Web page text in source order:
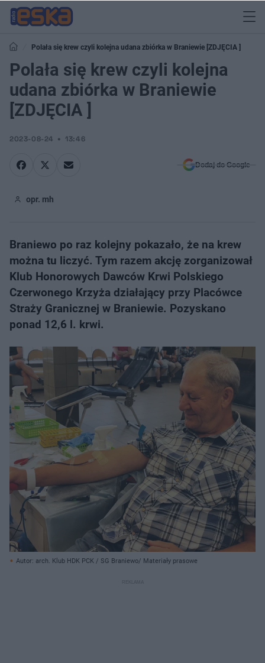
Polała się krew czyli kolejna udana zbiórka w Braniewie [ZDJĘCIA ]
Polała się krew czyli kolejna
udana zbiórka w Braniewie
[ZDJĘCIA ]
2023-08-24 13:46
Dodaj do Google
opr. mh
Braniewo po raz kolejny pokazało, że na krew
można tu liczyć. Tym razem akcję zorganizował
Klub Honorowych Dawców Krwi Polskiego
Czerwonego Krzyża działający przy Placówce
Straży Granicznej w Braniewie. Pozyskano
ponad 12,6 l. krwi.
Autor: arch. Klub HDK PCK / SG Braniewo/ Materiały prasowe